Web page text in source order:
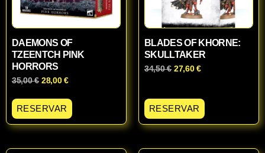
DAEMONS OF
TZEENTCH PINK
HORRORS
35,00€ 28,00€
RESERVAR
BLADES OF KHORNE:
SKULLTAKER
34,50€ 27,60€
RESERVAR